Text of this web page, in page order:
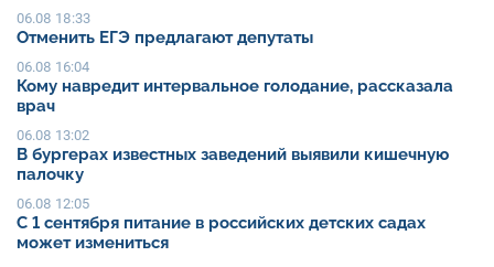
06.08 18:33
Отменить ЕГЭ предлагают депутаты
06.08 16:04
Кому навредит интервальное голодание, рассказала
врач
06.08 13:02
В бургерах известных заведений выявили кишечную
палочку
06.08 12:05
С 1 сентября питание в российских детских садах
может измениться